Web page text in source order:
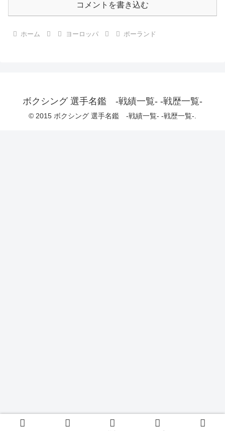
コメントを書き込む
ホーム ヨーロッパ ポーランド
ボクシング 選手名鑑 -戦績一覧- -戦歴一覧-
© 2015 ボクシング 選手名鑑 -戦績一覧- -戦歴一覧-.